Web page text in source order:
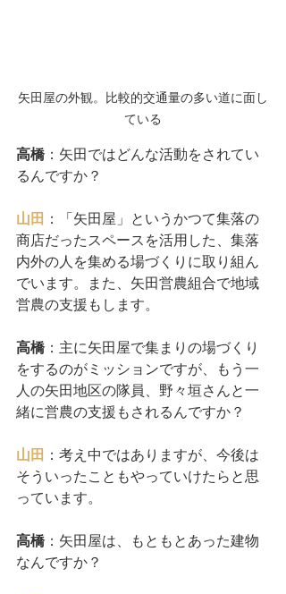
矢田屋の外観。比較的交通量の多い道に面し
ている
高橋：矢田ではどんな活動をされてい
るんですか？
山田 ：「矢田屋」というかつて集落の
商店だったスペースを活用した、集落
内外の人を集める場づくりに取り組ん
でいます。また、矢田営農組合で地域
営農の支援もします。
高橋：主に矢田屋で集まりの場づくり
をするのがミッションですが、もう一
人の矢田地区の隊員、野々垣さんと一
緒に営農の支援もされるんですか？
山田 ：考え中ではありますが、今後は
そういったこともやっていけたらと思
っています。
高橋：矢田屋は、もともとあった建物
なんですか？